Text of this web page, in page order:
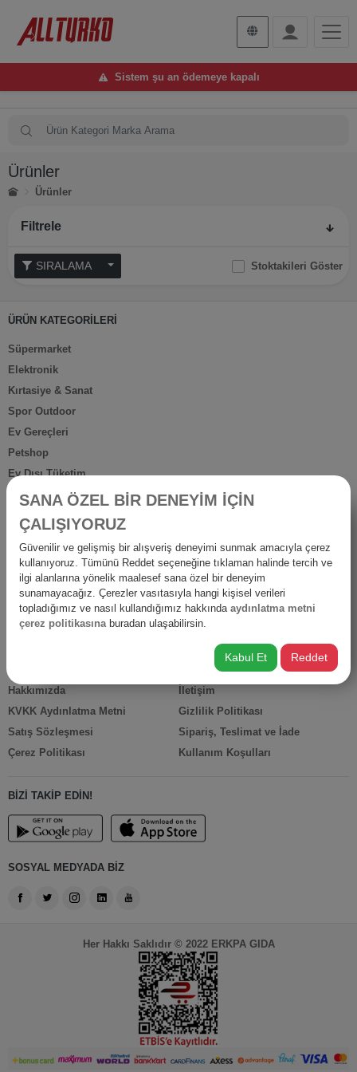
Sistem şu an ödemeye kapalı
Ürünler
Ürünler
Filtrele
Stoktakileri Göster
ÜRÜN KATEGORİLERİ
Süpermarket
Elektronik
Kırtasiye & Sanat
Spor Outdoor
Ev Gereçleri
Petshop
Ev Dışı Tüketim
Kişisel Bakım
İş Yerine Özel
Oto-Yapı-Bahçe
Hediyelik Ürünler
Diğer Ürünler
İsraf
Hakkımızda
KVKK Aydınlatma Metni
Satış Sözleşmesi
Çerez Politikası
İletişim
Gizlilik Politikası
Sipariş, Teslimat ve İade
Kullanım Koşulları
BİZİ TAKİP EDİN!
SOSYAL MEDYADA BİZ
Her Hakkı Saklıdır © 2022 ERKPA GIDA
SANA ÖZEL BİR DENEYİM İÇİN
ÇALIŞIYORUZ
Güvenilir ve gelişmiş bir alışveriş deneyimi sunmak amacıyla çerez
kullanıyoruz. Tümünü Reddet seçeneğine tıklaman halinde tercih ve
ilgi alanlarına yönelik maalesef sana özel bir deneyim
sunamayacağız. Çerezler vasıtasıyla hangi kişisel verileri
topladığımız ve nasıl kullandığımız hakkında aydınlatma metni
çerez politikasına buradan ulaşabilirsin.
Kabul Et Reddet